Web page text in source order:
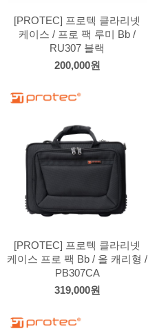
[PROTEC] 프로텍 클라리넷
케이스 / 프로 팩 루미 Bb /
RU307 블랙
200,000원
[PROTEC] 프로텍 클라리넷
케이스 프로 팩 Bb / 올 캐리형 /
PB307CA
319,000원